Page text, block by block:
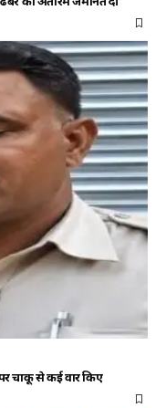
चाकू से कई वार किए